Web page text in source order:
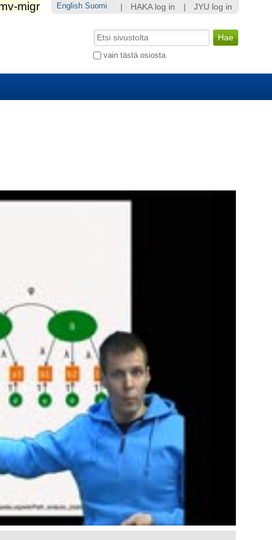
Hae
vain tästä osiosta
Laajennettu
HAKA log in JYU log in
English Suomi